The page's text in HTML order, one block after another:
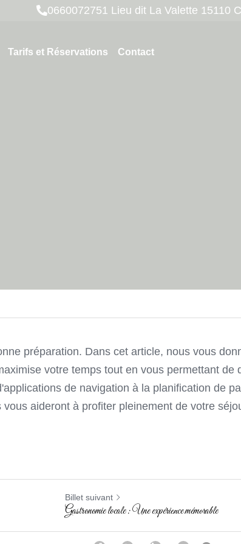
0660072751 Lieu dit La Valette 15110
Tarifs et Réservations Contact
préparation. Dans cet article, nous vous
votre temps tout en vous permettant de
de navigation à la planification de
aideront à profiter pleinement de votre
Billet suivant
Gastronomie locale : Une expérience mémorable